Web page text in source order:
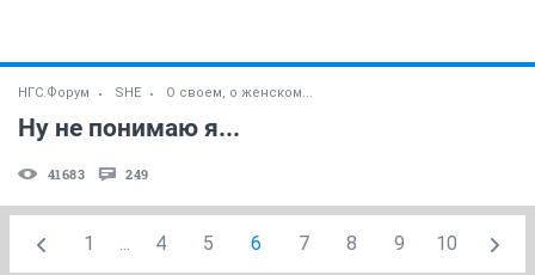
НГС.Форум SHE О своем, о женском...
Ну не понимаю я...
41683 249
1 ... 4 5 6 7 8 9 10